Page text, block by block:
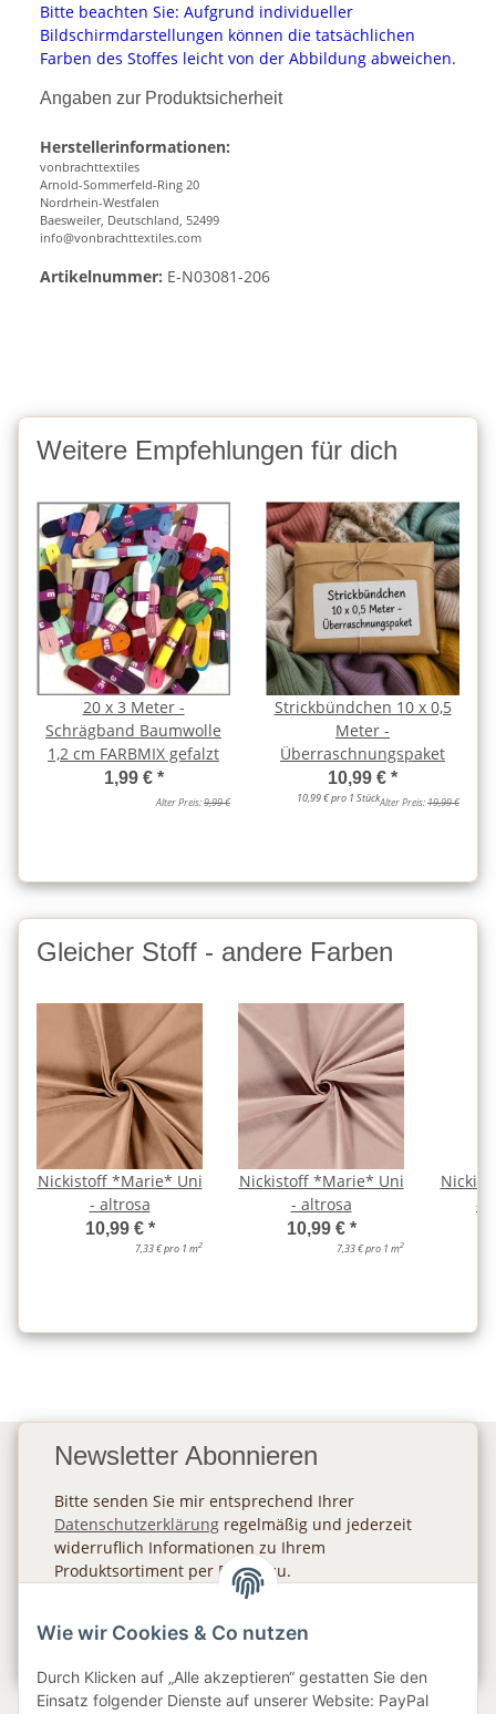
Bitte beachten Sie: Aufgrund individueller
Bildschirmdarstellungen können die tatsächlichen
Farben des Stoffes leicht von der Abbildung abweichen.
Angaben zur Produktsicherheit
Herstellerinformationen:
vonbrachttextiles
Arnold-Sommerfeld-Ring 20
Nordrhein-Westfalen
Baesweiler, Deutschland, 52499
info@vonbrachttextiles.com
Artikelnummer: E-N03081-206
Weitere Empfehlungen für dich
20 x 3 Meter -
Schrägband Baumwolle
1,2 cm FARBMIX gefalzt
1,99 € *
Alter Preis:9,99 €
Strickbündchen 10 x 0,5
Meter -
Überraschnungspaket
10,99 € *
10,99 € pro 1 StückAlter Preis:19,99 €
Gleicher Stoff - andere Farben
Nickistoff *Marie* Uni
- altrosa
10,99 € *
7,33 € pro 1 m2
Nickistoff *Marie* Uni
- altrosa
10,99 € *
7,33 € pro 1 m2
-
Newsletter Abonnieren
Bitte senden Sie mir entsprechend Ihrer
Datenschutzerklärung regelmäßig und jederzeit
widerruflich Informationen zu Ihrem
Produktsortiment per E-Mail zu.
Wie wir Cookies & Co nutzen
Durch Klicken auf „Alle akzeptieren“ gestatten Sie den
Einsatz folgender Dienste auf unserer Website: PayPal